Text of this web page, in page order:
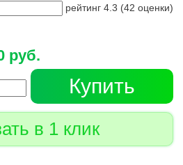
рейтинг 4.3 (42 оценки)
руб.
Купить
в 1 клик